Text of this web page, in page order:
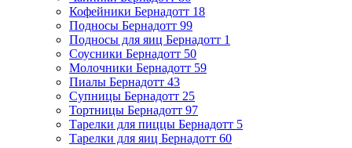
Кофейники Бернадотт 18
Подносы Бернадотт 99
Подносы для яиц Бернадотт 1
Соусники Бернадотт 50
Молочники Бернадотт 59
Пиалы Бернадотт 43
Супницы Бернадотт 25
Тортницы Бернадотт 97
Тарелки для пиццы Бернадотт 5
Тарелки для яиц Бернадотт 60